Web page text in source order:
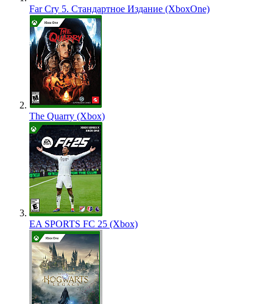
Far Cry 5. Стандартное Издание (XboxOne)
The Quarry (Xbox)
EA SPORTS FC 25 (Xbox)